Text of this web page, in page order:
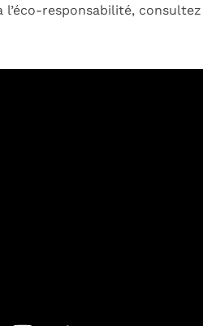
l’éco-responsabilité,